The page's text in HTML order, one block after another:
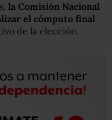
la Comisión Nacional
el cómputo final
de la elección.